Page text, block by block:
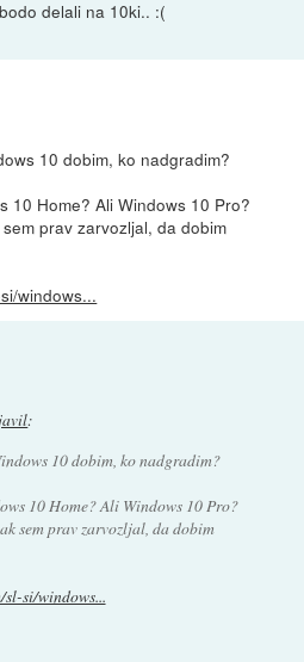
delali na 10ki.. :(
10 dobim, ko nadgradim?
10 Home? Ali Windows 10 Pro?
prav zarvozljal, da dobim
windows...
:
10 dobim, ko nadgradim?
10 Home? Ali Windows 10 Pro?
sem prav zarvozljal, da dobim
si/windows...